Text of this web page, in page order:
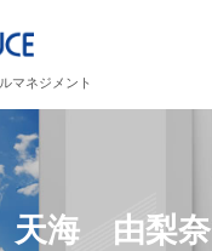
マネジメント
天海 由梨奈